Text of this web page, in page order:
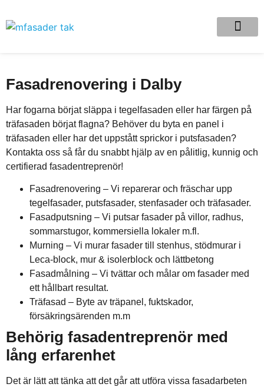
Fasadrenovering i Dalby
Har fogarna börjat släppa i tegelfasaden eller har färgen på
träfasaden börjat flagna? Behöver du byta en panel i
träfasaden eller har det uppstått sprickor i putsfasaden?
Kontakta oss så får du snabbt hjälp av en pålitlig, kunnig och
certifierad fasadentreprenör!
Fasadrenovering – Vi reparerar och fräschar upp
tegelfasader, putsfasader, stenfasader och träfasader.
Fasadputsning – Vi putsar fasader på villor, radhus,
sommarstugor, kommersiella lokaler m.fl.
Murning – Vi murar fasader till stenhus, stödmurar i
Leca-block, mur & isolerblock och lättbetong
Fasadmålning – Vi tvättar och målar om fasader med
ett hållbart resultat.
Träfasad – Byte av träpanel, fuktskador,
försäkringsärenden m.m
Behörig fasadentreprenör med
lång erfarenhet
Det är lätt att tänka att det går att utföra vissa fasadarbeten